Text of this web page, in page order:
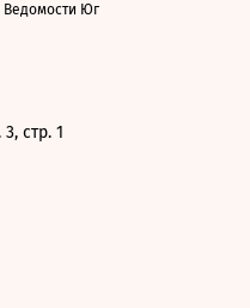
Ведомости Юг
стр. 1